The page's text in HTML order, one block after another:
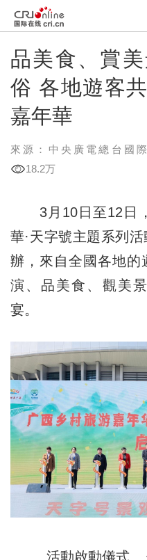
品美食、賞
俗 各地遊客
嘉年華
來源：中央廣電總台國
18.2万
3月10日至12日，
華·天字號主題系列
辦，來自全國各地的
演、品美食、觀美
宴。
活動啟動儀式